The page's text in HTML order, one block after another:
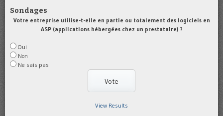
Sondages
Votre entreprise utilise-t-elle en partie ou totalement des logiciels en
ASP (applications hébergées chez un prestataire) ?
Oui
Non
Ne sais pas
View Results